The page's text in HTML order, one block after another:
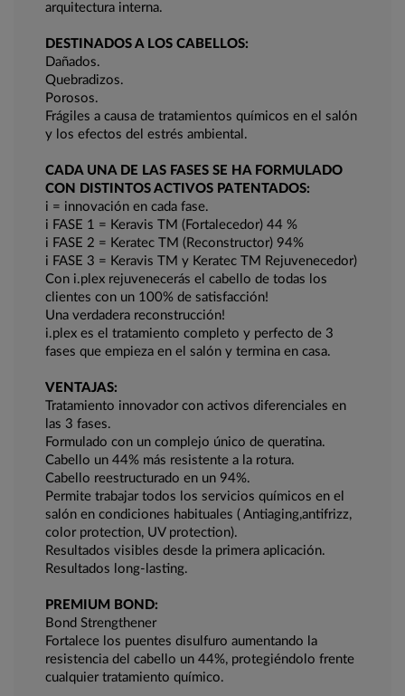
arquitectura interna.
DESTINADOS A LOS CABELLOS:
Dañados.
Quebradizos.
Porosos.
Frágiles a causa de tratamientos químicos en el salón
y los efectos del estrés ambiental.
CADA UNA DE LAS FASES SE HA FORMULADO
CON DISTINTOS ACTIVOS PATENTADOS:
i = innovación en cada fase.
i FASE 1 = Keravis TM (Fortalecedor) 44 %
i FASE 2 = Keratec TM (Reconstructor) 94%
i FASE 3 = Keravis TM y Keratec TM Rejuvenecedor)
Con i.plex rejuvenecerás el cabello de todas los
clientes con un 100% de satisfacción!
Una verdadera reconstrucción!
i.plex es el tratamiento completo y perfecto de 3
fases que empieza en el salón y termina en casa.
VENTAJAS:
Tratamiento innovador con activos diferenciales en
las 3 fases.
Formulado con un complejo único de queratina.
Cabello un 44% más resistente a la rotura.
Cabello reestructurado en un 94%.
Permite trabajar todos los servicios químicos en el
salón en condiciones habituales ( Antiaging,antifrizz,
color protection, UV protection).
Resultados visibles desde la primera aplicación.
Resultados long-lasting.
PREMIUM BOND:
Bond Strengthener
Fortalece los puentes disulfuro aumentando la
resistencia del cabello un 44%, protegiéndolo frente
cualquier tratamiento químico.